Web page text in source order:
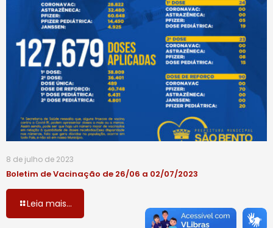
8 de julho de 2023
Boletim de Vacinação de 26/06 a 02/07/2023
Leia mais...